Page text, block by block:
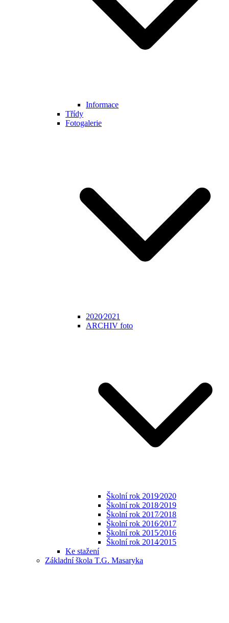
Informace
Třídy
Fotogalerie
2020⁄2021
ARCHIV foto
Školní rok 2019⁄2020
Školní rok 2018⁄2019
Školní rok 2017⁄2018
Školní rok 2016⁄2017
Školní rok 2015⁄2016
Školní rok 2014⁄2015
Ke stažení
Základní škola T.G. Masaryka